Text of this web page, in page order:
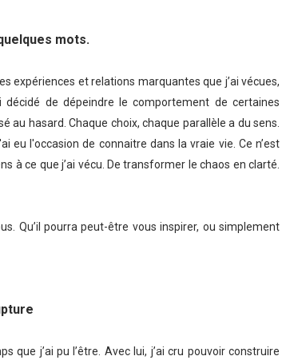
mots.
expériences et relations marquantes que j’ai vécues,
de dépeindre le comportement de certaines
au hasard. Chaque choix, chaque parallèle a du sens.
eu l'occasion de connaitre dans la vraie vie. Ce n’est
à ce que j’ai vécu. De transformer le chaos en clarté.
Qu’il pourra peut-être vous inspirer, ou simplement
que j’ai pu l’être. Avec lui, j’ai cru pouvoir construire